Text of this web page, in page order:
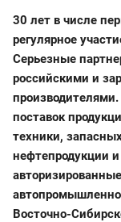
30 лет в числе
регулярное
Серьезные
российскими и
поставок
техники,
нефтепродукции
Восточно-